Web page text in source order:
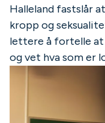
Halleland fastslår
kropp og
lettere å fortelle at
og vet hva som er